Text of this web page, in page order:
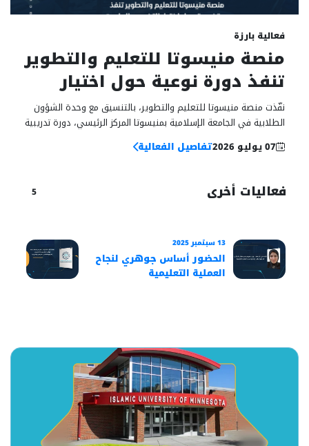
07
فعالية بارزة
منصة منيسوتا للتعليم والتطوير
تنفذ دورة نوعية حول اختيار
التخصص الجامعي وفق معايير
عالمية
نفّذت منصة منيسوتا للتعليم والتطوير، بالتنسيق مع وحدة الشؤون
الطلابية في الجامعة الإسلامية بمنيسوتا المركز الرئيسي، دورة تدريبية
07 يوليو 2026 تفاصيل الفعالية
فعاليات أخرى 5
13 سبتمبر 2025
الحضور أساس جوهري لنجاح
العملية التعليمية